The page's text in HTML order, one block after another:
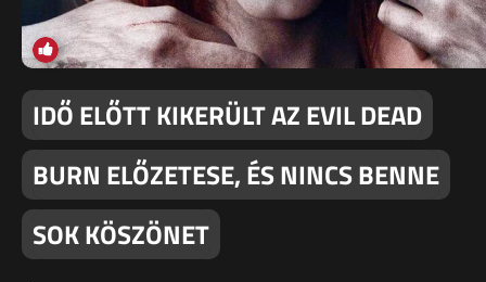
IDŐ ELŐTT KIKERÜLT AZ EVIL DEAD
BURN ELŐZETESE, ÉS NINCS BENNE
SOK KÖSZÖNET